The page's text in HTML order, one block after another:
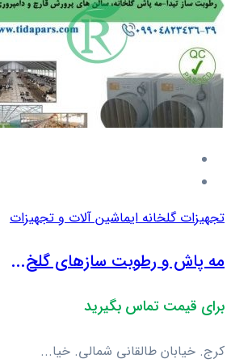
تجهیزات گلخانه ایماشین آلات و تجهیزات
مه پاش و رطوبت سازهای گلخ...
برای قیمت تماس بگیرید
کرج. خیابان طالقانی شمالی. خیا...